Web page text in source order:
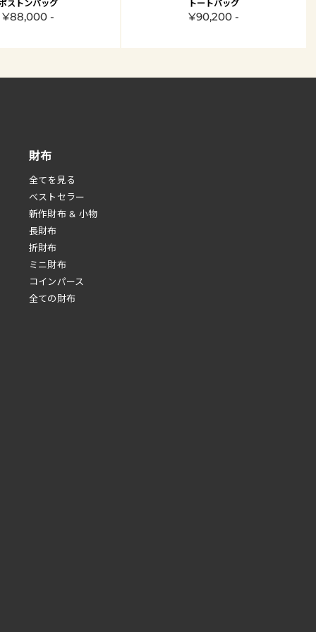
ストンバッグ
¥88,000 -
トートバッグ
¥90,200 -
財布
全てを見る
べストセラー
新作財布 & 小物
長財布
折財布
ミニ財布
コインパース
全ての財布